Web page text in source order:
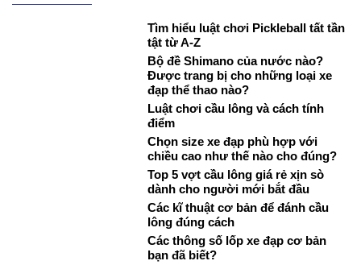
Tìm hiểu luật chơi Pickleball tất tần
tật từ A-Z
Bộ đề Shimano của nước nào?
Được trang bị cho những loại xe
đạp thể thao nào?
Luật chơi cầu lông và cách tính
điểm
Chọn size xe đạp phù hợp với
chiều cao như thế nào cho đúng?
Top 5 vợt cầu lông giá rẻ xịn sò
dành cho người mới bắt đầu
Các kĩ thuật cơ bản để đánh cầu
lông đúng cách
Các thông số lốp xe đạp cơ bản
bạn đã biết?